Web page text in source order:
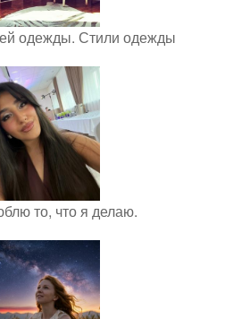
одежды. Стили одежды
то, что я делаю.